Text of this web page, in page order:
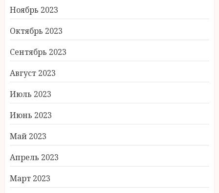
Ноябрь 2023
Октябрь 2023
Сентябрь 2023
Август 2023
Июль 2023
Июнь 2023
Май 2023
Апрель 2023
Март 2023